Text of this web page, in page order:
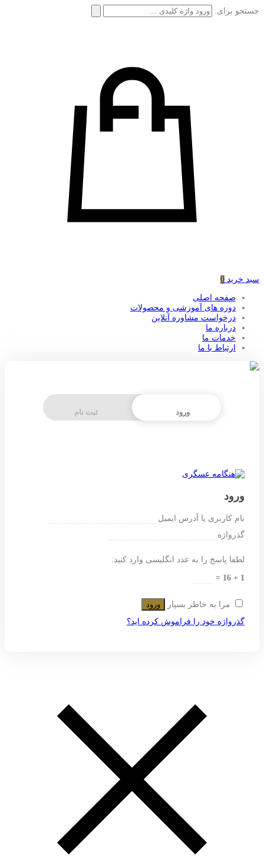
جستجو برای:
سبد خرید 0
صفحه اصلی
دوره های آموزشی و محصولات
درخواست مشاوره آنلاین
درباره ما
خدمات ما
ارتباط با ما
ورود ثبت نام
ورود
نام کاربری یا آدرس ایمیل
گذرواژه
لطفا پاسخ را به عدد انگلیسی وارد کنید:
1 + 16 =
مرا به خاطر بسپار
ورود
گذرواژه خود را فراموش کرده اید؟